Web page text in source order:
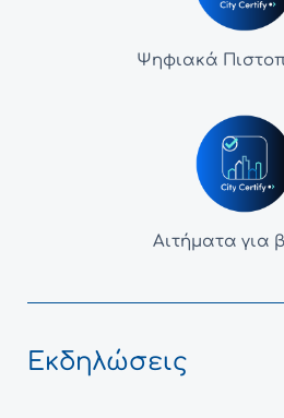
Ψηφιακά
Αιτήματα για
Εκδηλώσεις